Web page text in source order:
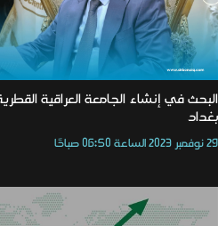
البحث في إنشاء الجامعة العراقية
بغداد
29 نوفمبر 2023 الساعة 06:50 صباحًا